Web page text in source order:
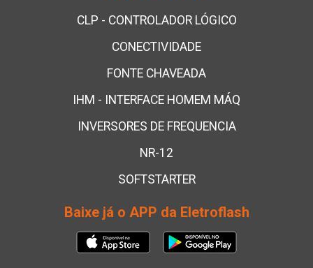
CLP - CONTROLADOR LÓGICO
CONECTIVIDADE
FONTE CHAVEADA
IHM - INTERFACE HOMEM MÁQ
INVERSORES DE FREQUENCIA
NR-12
SOFTSTARTER
Baixe já o APP da Eletroflash